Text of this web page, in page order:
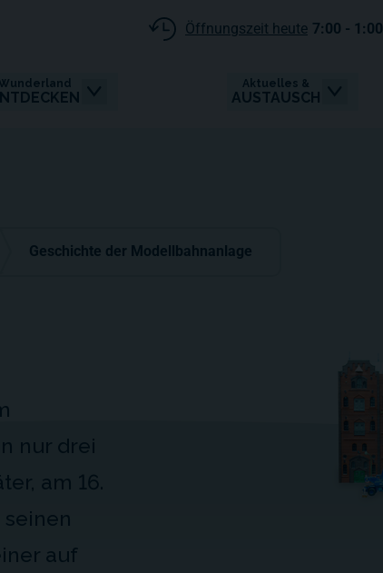
Wunderland Aktuelles &
AUSTAUSCH
Öffnungszeit heute 7:00 - 1:00
Geschichte der Modellbahnanlage
nur drei
am 16.
auf